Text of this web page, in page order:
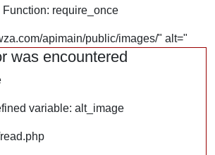
Function: require_once
apimain/public/images/" alt="
was encountered
variable: alt_image